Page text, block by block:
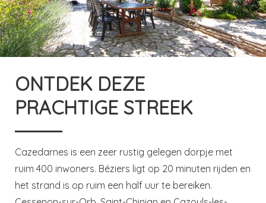
ONTDEK DEZE
PRACHTIGE STREEK
Cazedarnes is een zeer rustig gelegen dorpje met
ruim 400 inwoners. Béziers ligt op 20 minuten rijden en
het strand is op ruim een half uur te bereiken.